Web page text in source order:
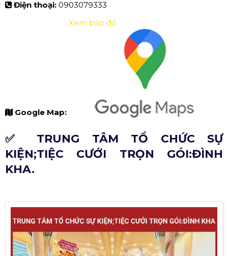
Điện thoại: 0903079333
Google Map:
Xem bản đồ
✅ TRUNG TÂM TỔ CHỨC SỰ
KIỆN;TIỆC CƯỚI TRỌN GÓI:ĐÌNH
KHA.